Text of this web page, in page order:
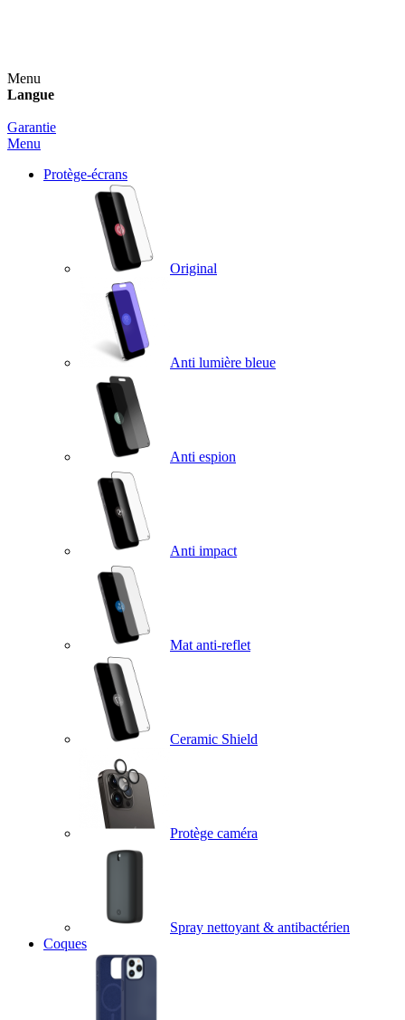
Menu
Langue
Garantie
Menu
Protège-écrans
Original
Anti lumière bleue
Anti espion
Anti impact
Mat anti-reflet
Ceramic Shield
Protège caméra
Spray nettoyant & antibactérien
Coques